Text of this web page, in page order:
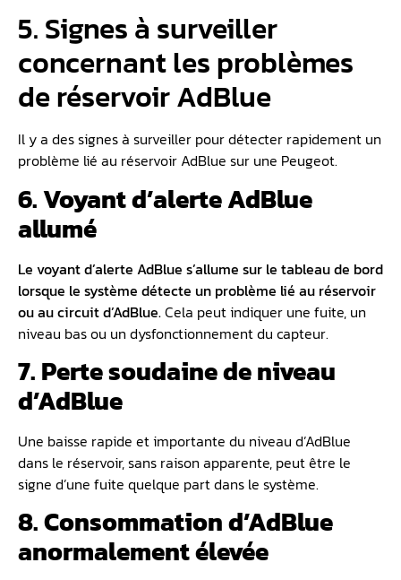
5. Signes à surveiller
concernant les problèmes
de réservoir AdBlue
Il y a des signes à surveiller pour détecter rapidement un
problème lié au réservoir AdBlue sur une Peugeot.
6. Voyant d’alerte AdBlue
allumé
Le voyant d’alerte AdBlue s’allume sur le tableau de bord
lorsque le système détecte un problème lié au réservoir
ou au circuit d’AdBlue.Cela peut indiquer une fuite, un
niveau bas ou un dysfonctionnement du capteur.
7. Perte soudaine de niveau
d’AdBlue
Une baisse rapide et importante du niveau d’AdBlue
dans le réservoir, sans raison apparente, peut être le
signe d’une fuite quelque part dans le système.
8. Consommation d’AdBlue
anormalement élevée